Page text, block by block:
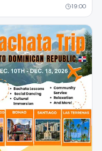
19:00